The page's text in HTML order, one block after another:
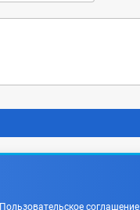
Пользовательское соглашение